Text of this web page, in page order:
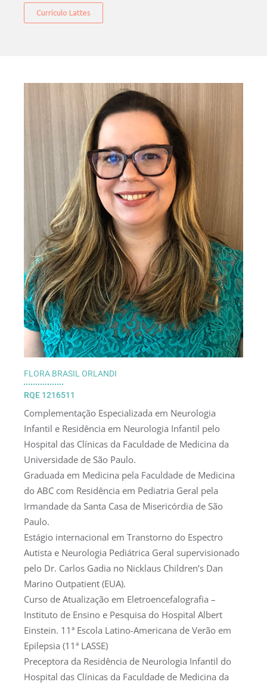
Currículo Lattes
FLORA BRASIL ORLANDI
RQE 1216511
Complementação Especializada em Neurologia
Infantil e Residência em Neurologia Infantil pelo
Hospital das Clínicas da Faculdade de Medicina da
Universidade de São Paulo.
Graduada em Medicina pela Faculdade de Medicina
do ABC com Residência em Pediatria Geral pela
Irmandade da Santa Casa de Misericórdia de São
Paulo.
Estágio internacional em Transtorno do Espectro
Autista e Neurologia Pediátrica Geral supervisionado
pelo Dr. Carlos Gadia no Nicklaus Children’s Dan
Marino Outpatient (EUA).
Curso de Atualização em Eletroencefalografia –
Instituto de Ensino e Pesquisa do Hospital Albert
Einstein. 11ª Escola Latino-Americana de Verão em
Epilepsia (11ª LASSE)
Preceptora da Residência de Neurologia Infantil do
Hospital das Clínicas da Faculdade de Medicina da